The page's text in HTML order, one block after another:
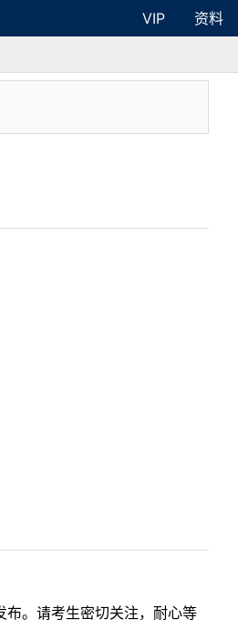
VIP
资料
。请考生密切关注，耐心等